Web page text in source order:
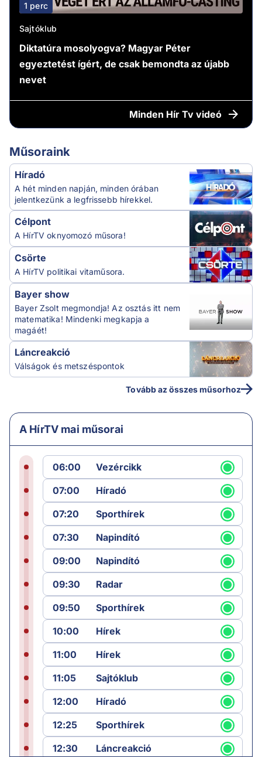
1 perc
Sajtóklub
Diktatúra mosolyogva? Magyar Péter
egyeztetést ígért, de csak bemondta az újabb
nevet
Minden Hír Tv videó
Műsoraink
Híradó
A hét minden napján, minden órában
jelentkezünk a legfrissebb hírekkel.
Célpont
A HírTV oknyomozó műsora!
Csörte
A HírTV politikai vitaműsora.
Bayer show
Bayer Zsolt megmondja! Az osztás itt nem
matematika! Mindenki megkapja a
magáét!
Láncreakció
Válságok és metszéspontok
Tovább az összes műsorhoz
A HírTV mai műsorai
06:00
Vezércikk
07:00
Híradó
07:20
Sporthírek
07:30
Napindító
09:00
Napindító
09:30
Radar
09:50
Sporthírek
10:00
Hírek
11:00
Hírek
11:05
Sajtóklub
12:00
Híradó
12:25
Sporthírek
12:30
Láncreakció